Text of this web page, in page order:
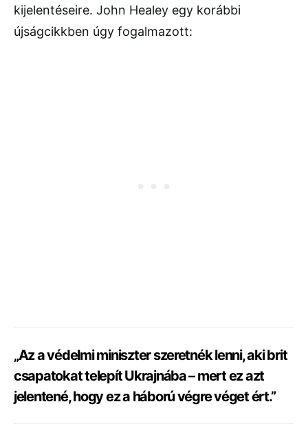
kijelentéseire. John Healey egy korábbi
újságcikkben úgy fogalmazott:
„Az a védelmi miniszter szeretnék lenni, aki brit
csapatokat telepít Ukrajnába – mert ez azt
jelentené, hogy ez a háború végre véget ért.”